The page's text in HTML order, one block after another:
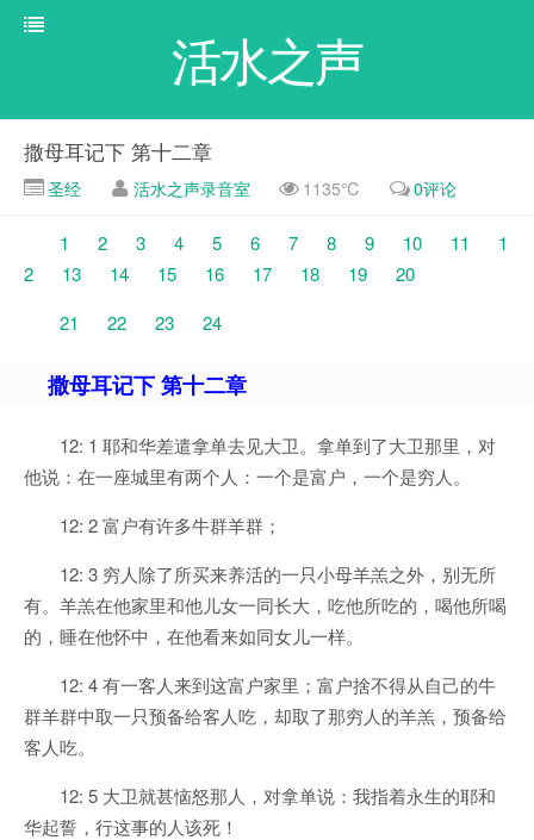
活水之声
撒母耳记下 第十二章
圣经 活水之声录音室 1135℃ 0评论
1 2 3 4 5 6 7 8 9 10 11
1
2
13 14 15 16 17 18 19
20
21
22 23 24
撒母耳记下 第十二章
12: 1 耶和华差遣拿单去见大卫。拿单到了大卫那里，对
他说：在一座城里有两个人：一个是富户，一个是穷人。
12: 2 富户有许多牛群羊群；
12: 3 穷人除了所买来养活的一只小母羊羔之外，别无所
有。羊羔在他家里和他儿女一同长大，吃他所吃的，喝他所喝
的，睡在他怀中，在他看来如同女儿一样。
12: 4 有一客人来到这富户家里；富户捨不得从自己的牛
群羊群中取一只预备给客人吃，却取了那穷人的羊羔，预备给
客人吃。
12: 5 大卫就甚恼怒那人，对拿单说：我指着永生的耶和
华起誓，行这事的人该死！